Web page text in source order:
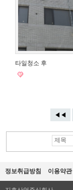
타일청소 후
◀◀
정보취급방침 이용약관